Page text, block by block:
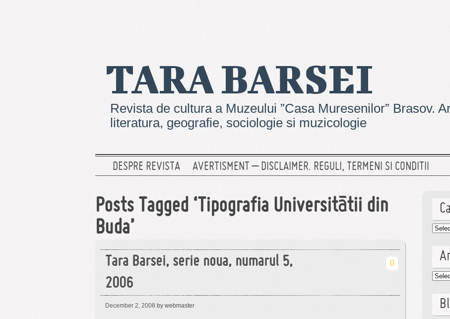
TARA BARSEI
Revista de cultura a Muzeului ”Casa Muresenilor” Brasov.
literatura, geografie, sociologie si muzicologie
DESPRE REVISTA AVERTISMENT – DISCLAIMER. REGULI, TERMENI SI CONDITII
Posts Tagged ‘Tipografia Universitãtii din
Buda’
Tara Barsei, serie noua, numarul 5,
2006
0
December 2, 2008 by webmaster